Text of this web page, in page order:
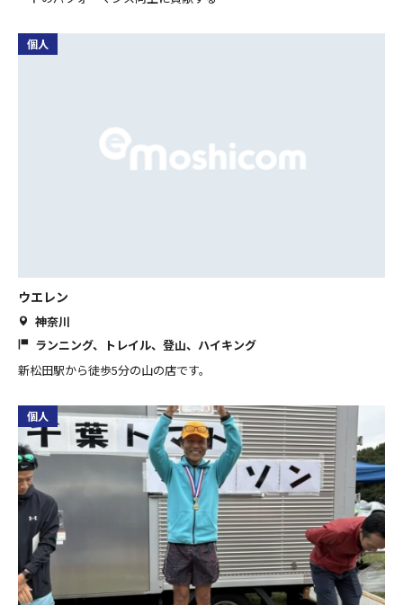
個人
ウエレン
神奈川
ランニング、トレイル、登山、ハイキング
新松田駅から徒歩5分の山の店です。
個人